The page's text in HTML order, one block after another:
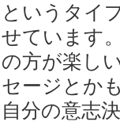
というタイ
せています
の方が楽し
セージとか
自分の意志